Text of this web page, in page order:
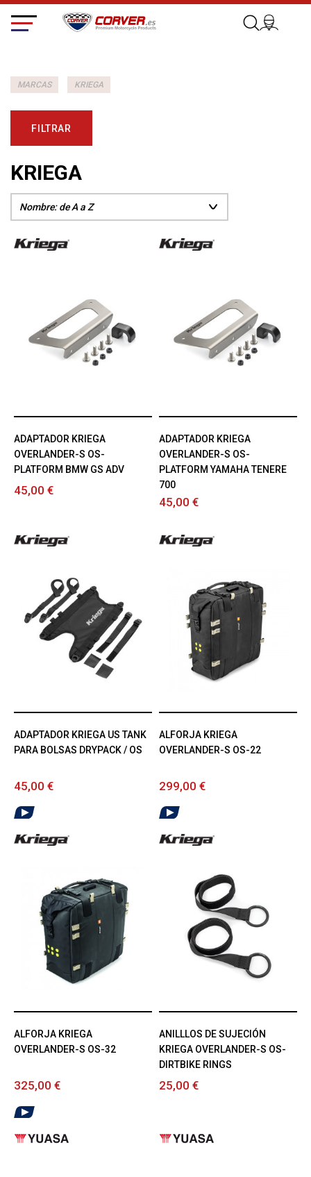
MARCAS KRIEGA
FILTRAR
KRIEGA
ADAPTADOR KRIEGA
OVERLANDER-S OS-
PLATFORM BMW GS ADV
45,00 €
ADAPTADOR KRIEGA
OVERLANDER-S OS-
PLATFORM YAMAHA TENERE
700
45,00 €
ADAPTADOR KRIEGA US TANK
PARA BOLSAS DRYPACK / OS
45,00 €
ALFORJA KRIEGA
OVERLANDER-S OS-22
299,00 €
ALFORJA KRIEGA
OVERLANDER-S OS-32
325,00 €
ANILLLOS DE SUJECIÓN
KRIEGA OVERLANDER-S OS-
DIRTBIKE RINGS
25,00 €